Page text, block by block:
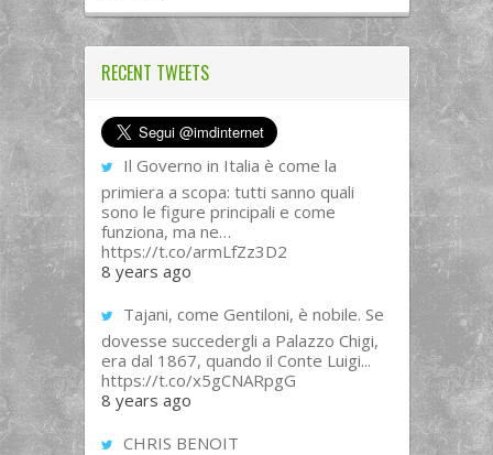
RECENT TWEETS
Il Governo in Italia è come la
primiera a scopa: tutti sanno quali
sono le figure principali e come
funziona, ma ne…
https://t.co/armLfZz3D2
8 years ago
Tajani, come Gentiloni, è nobile. Se
dovesse succedergli a Palazzo Chigi,
era dal 1867, quando il Conte Luigi...
https://t.co/x5gCNARpgG
8 years ago
CHRIS BENOIT